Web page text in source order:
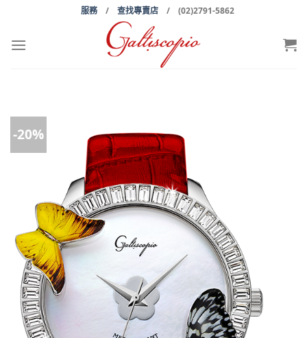
content
服務/ 查找專賣店 / (02)2791-5862
-20%